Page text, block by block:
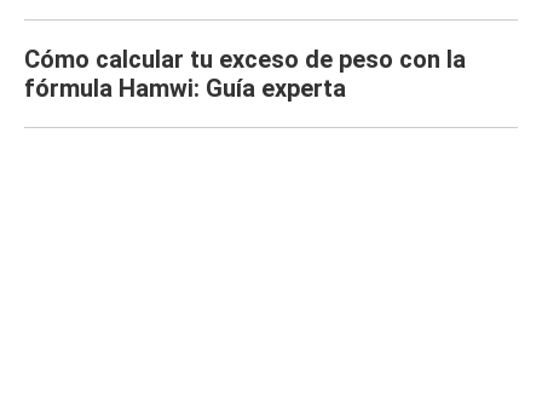
Cómo calcular tu exceso de peso con la
fórmula Hamwi: Guía experta